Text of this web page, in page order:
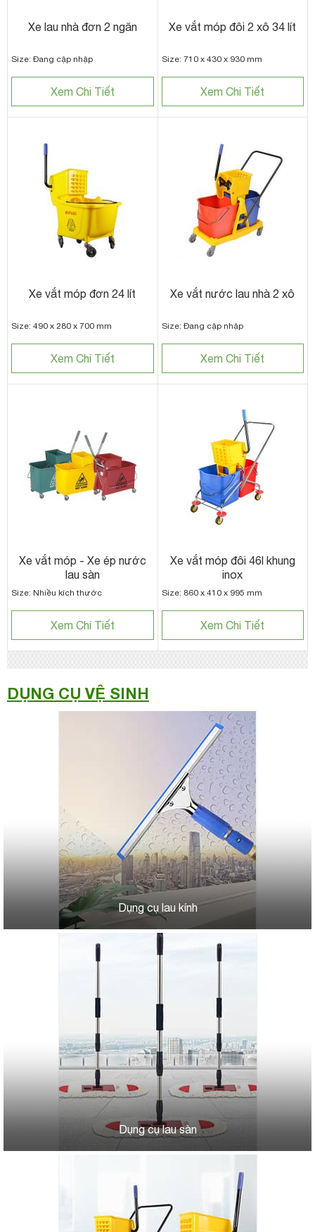
Xe lau nhà đơn 2 ngăn
Size: Đang cập nhập
Xem Chi Tiết
Xe vắt móp đôi 2 xô 34 lít
Size: 710 x 430 x 930 mm
Xem Chi Tiết
Xe vắt móp đơn 24 lít
Size: 490 x 280 x 700 mm
Xem Chi Tiết
Xe vắt nước lau nhà 2 xô
Size: Đang cập nhập
Xem Chi Tiết
Xe vắt móp - Xe ép nước
lau sàn
Size: Nhiều kích thước
Xem Chi Tiết
Xe vắt móp đôi 46l khung
inox
Size: 860 x 410 x 995 mm
Xem Chi Tiết
DỤNG CỤ VỆ SINH
Dụng cụ lau kính
Dụng cụ lau sàn